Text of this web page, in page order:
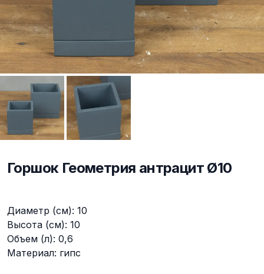
Горшок Геометрия антрацит Ø10
Диаметр (см): 10
Высота (см): 10
Объем (л): 0,6
Материал: гипс